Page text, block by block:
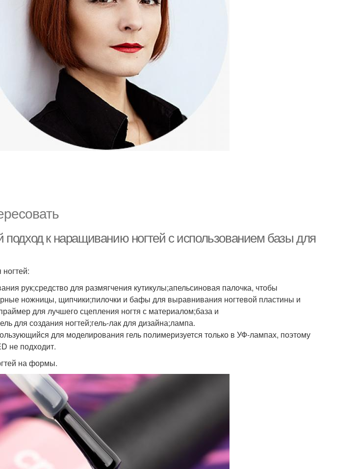
к наращиванию ногтей с использованием базы для
рук;средство для размягчения кутикулы;апельсиновая палочка, чтобы
ножницы, щипчики;пилочки и бафы для выравнивания ногтевой пластины и
для лучшего сцепления ногтя с материалом;база и
для создания ногтей;гель-лак для дизайна;лампа.
для моделирования гель полимеризуется только в УФ-лампах, поэтому
не подходит.
на формы.